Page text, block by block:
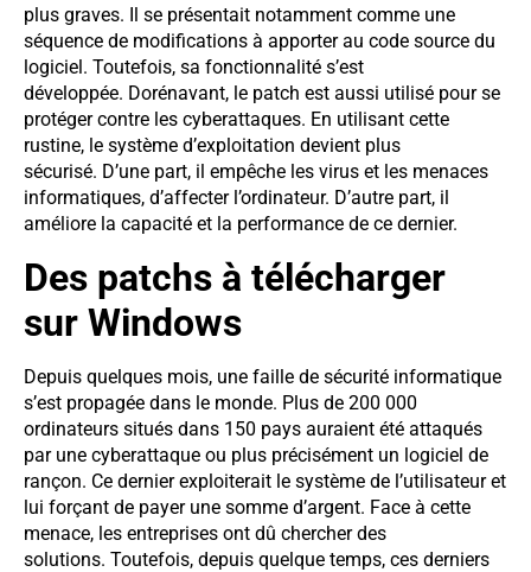
plus graves. Il se présentait notamment comme une
séquence de modifications à apporter au code source du
logiciel. Toutefois, sa fonctionnalité s’est
développée. Dorénavant, le patch est aussi utilisé pour se
protéger contre les cyberattaques. En utilisant cette
rustine, le système d’exploitation devient plus
sécurisé. D’une part, il empêche les virus et les menaces
informatiques, d’affecter l’ordinateur. D’autre part, il
améliore la capacité et la performance de ce dernier.
Des patchs à télécharger
sur Windows
Depuis quelques mois, une faille de sécurité informatique
s’est propagée dans le monde. Plus de 200 000
ordinateurs situés dans 150 pays auraient été attaqués
par une cyberattaque ou plus précisément un logiciel de
rançon. Ce dernier exploiterait le système de l’utilisateur et
lui forçant de payer une somme d’argent. Face à cette
menace, les entreprises ont dû chercher des
solutions. Toutefois, depuis quelque temps, ces derniers